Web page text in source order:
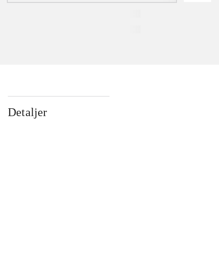
Detaljer